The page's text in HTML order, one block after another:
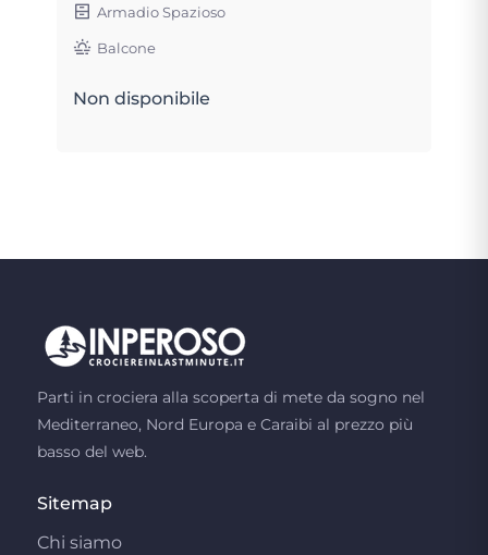
Armadio Spazioso
Balcone
Non disponibile
Parti in crociera alla scoperta di mete da sogno nel
Mediterraneo, Nord Europa e Caraibi al prezzo più
basso del web.
Sitemap
Chi siamo